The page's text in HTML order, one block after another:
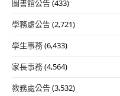
圖書館公告(433)
學務處公告(2,721)
學生事務(6,433)
家長事務(4,564)
教務處公告(3,532)